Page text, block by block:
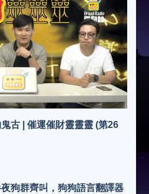
古 | 催運催財靈靈靈 (第26
狗群齊叫，狗狗語言翻譯器